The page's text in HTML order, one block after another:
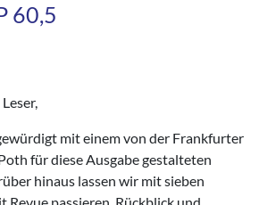
60,5
mit einem von der Frankfurter
für diese Ausgabe gestalteten
hinaus lassen wir mit sieben